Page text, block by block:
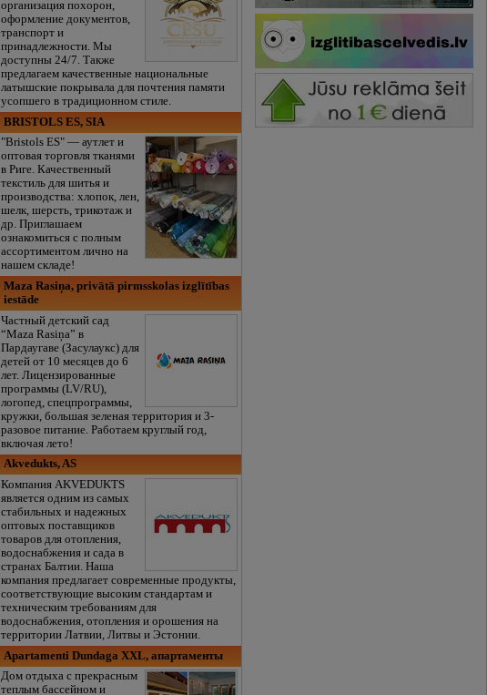
организация похорон,
оформление документов,
транспорт и
принадлежности. Мы
доступны 24/7. Также
предлагаем качественные национальные
латышские покрывала для почтения памяти
усопшего в традиционном стиле.
BRISTOLS ES, SIA
"Bristols ES" — аутлет и
оптовая торговля тканями
в Риге. Качественный
текстиль для шитья и
производства: хлопок, лен,
шелк, шерсть, трикотаж и
др. Приглашаем
ознакомиться с полным
ассортиментом лично на
нашем складе!
Maza Rasiņa, privātā pirmsskolas izglītības
iestāde
Частный детский сад
“Maza Rasiņa” в
Пардаугаве (Засулаукс) для
детей от 10 месяцев до 6
лет. Лицензированные
программы (LV/RU),
логопед, спецпрограммы,
кружки, большая зеленая территория и 3-
разовое питание. Работаем круглый год,
включая лето!
Akvedukts, AS
Компания AKVEDUKTS
является одним из самых
стабильных и надежных
оптовых поставщиков
товаров для отопления,
водоснабжения и сада в
странах Балтии. Наша
компания предлагает современные продукты,
соответствующие высоким стандартам и
техническим требованиям для
водоснабжения, отопления и орошения на
территории Латвии, Литвы и Эстонии.
Apartamenti Dundaga XXL, апартаменты
Дом отдыха с прекрасным
теплым бассейном и